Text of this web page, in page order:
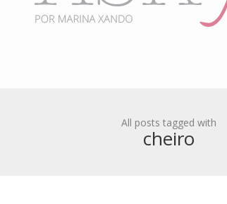
All posts tagged with
cheiro